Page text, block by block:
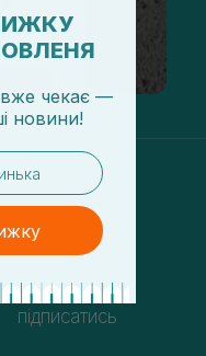
підписатись
вже чекає —
новини!